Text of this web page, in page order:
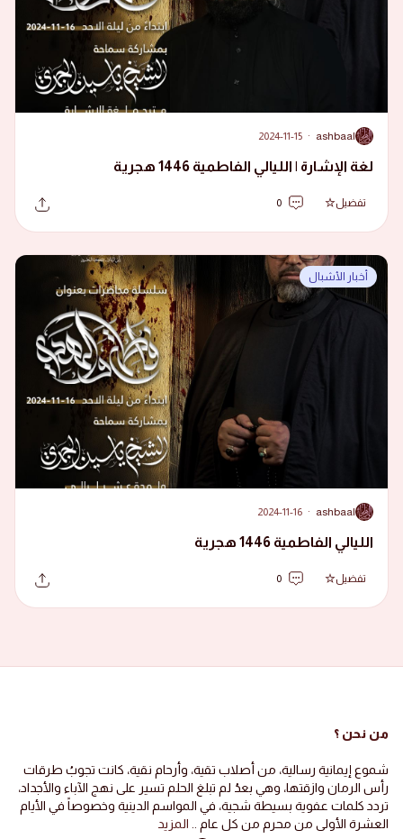
A
ashbaal
·
2024-11-15
لغة الإشارة | الليالي الفاطمية 1446 هجرية
تفضيل 0
أخبار الأشبال
A
ashbaal
·
2024-11-16
الليالي الفاطمية 1446 هجرية
تفضيل 0
من نحن ؟
شموع إيمانية رسالية، من أصلاب تقية، وأرحام نقية، كانت تجوبُ طرقات
رأس الرمان وازقتها، وهي بعدُ لم تبلغ الحلم تسير على نهج الآباء والأجداد،
تردد كلمات عفوية بسيطة شجية، في المواسم الدينية وخصوصاً في الأيام
العشرة الأولى من محرم من كل عام .. المزيد